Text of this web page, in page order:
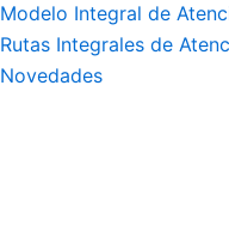
Modelo Integral de
Rutas Integrales de
Novedades